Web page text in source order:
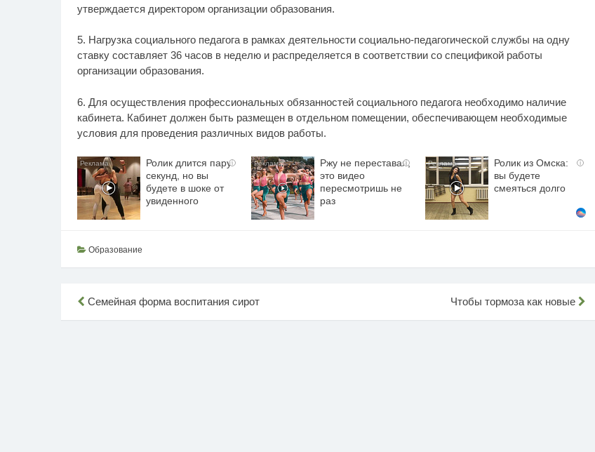
утверждается директором организации образования.
5. Нагрузка социального педагога в рамках деятельности социально-педагогической службы на одну
ставку составляет 36 часов в неделю и распределяется в соответствии со спецификой работы
организации образования.
6. Для осуществления профессиональных обязанностей социального педагога необходимо наличие
кабинета. Кабинет должен быть размещен в отдельном помещении, обеспечивающем необходимые
условия для проведения различных видов работы.
i
Ролик длится пару
секунд, но вы
будете в шоке от
увиденного
i
Ржу не переставая,
это видео
пересмотришь не
раз
i
Ролик из Омска:
вы будете
смеяться долго
Образование
Навигация
по
Семейная форма воспитания сирот Чтобы тормоза как новые